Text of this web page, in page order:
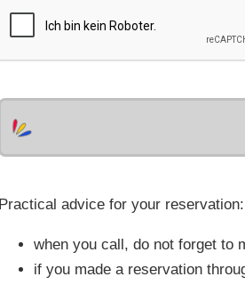
Practical advice for your reservation:
when you call, do not forget to
if you made a reservation